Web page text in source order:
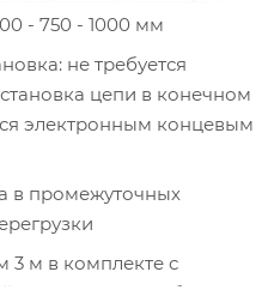
- 750 - 1000 мм
не требуется
цепи в конечном
электронным концевым
в промежуточных
3 м в комплекте с